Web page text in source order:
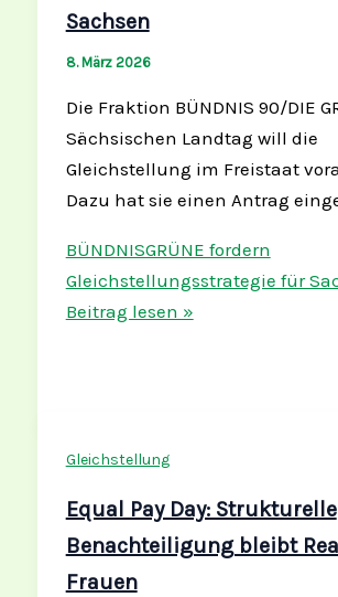
Sachsen
8. März 2026
Die Fraktion BÜNDNIS 90/DIE
Sächsischen Landtag will die
Gleichstellung im Freistaat
Dazu hat sie einen Antrag
BÜNDNISGRÜNE fordern
Gleichstellungsstrategie für
Beitrag lesen »
Gleichstellung
Equal Pay Day: Strukturelle
Benachteiligung bleibt
Frauen